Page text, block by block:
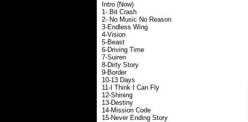
Intro (Now)
1- Bit Crash
2- No Music No Reason
3-Endless Wing
4-Vision
5-Beast
6-Driving Time
7-Suiren
8-Dirty Story
9-Border
10-13 Days
11-I Think I Can Fly
12-Shining
13-Destiny
14-Mission Code
15-Never Ending Story